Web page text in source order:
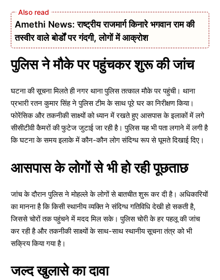
Amethi News: राष्ट्रीय राजमार्ग किनारे भगवान राम की
तस्वीर वाले बोर्डों पर गंदगी, लोगों में आक्रोश
पुलिस ने मौके पर पहुंचकर शुरू की जांच
घटना की सूचना मिलते ही नगर थाना पुलिस तत्काल मौके पर पहुंची। थाना
प्रभारी रतन कुमार सिंह ने पुलिस टीम के साथ पूरे घर का निरीक्षण किया।
फोरेंसिक और तकनीकी साक्ष्यों को ध्यान में रखते हुए आसपास के इलाकों में लगे
सीसीटीवी कैमरों की फुटेज जुटाई जा रही है। पुलिस यह भी पता लगाने में लगी है
कि घटना के समय इलाके में कौन-कौन लोग संदिग्ध रूप से घूमते दिखाई दिए।
आसपास के लोगों से भी हो रही पूछताछ
जांच के दौरान पुलिस ने मोहल्ले के लोगों से बातचीत शुरू कर दी है। अधिकारियों
का मानना है कि किसी स्थानीय व्यक्ति ने संदिग्ध गतिविधि देखी हो सकती है,
जिससे चोरों तक पहुंचने में मदद मिल सके। पुलिस चोरी के हर पहलू की जांच
कर रही है और तकनीकी साक्ष्यों के साथ-साथ स्थानीय सूचना तंत्र को भी
सक्रिय किया गया है।
जल्द खुलासे का दावा